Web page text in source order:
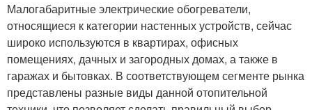
Малогабаритные электрические обогреватели,
относящиеся к категории настенных устройств, сейчас
широко используются в квартирах, офисных
помещениях, дачных и загородных домах, а также в
гаражах и бытовках. В соответствующем сегменте рынка
представлены разные виды данной отопительной